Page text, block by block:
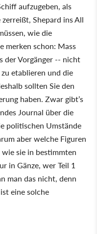
aufzugeben, als
Shepard ins All
wie die
merken schon: Mass
der Vorgänger -- nicht
etablieren und die
sollten Sie den
haben. Zwar gibt’s
Journal über die
politischen Umstände
aber welche Figuren
sie in bestimmten
in Gänze, wer Teil 1
man das nicht, denn
eine solche